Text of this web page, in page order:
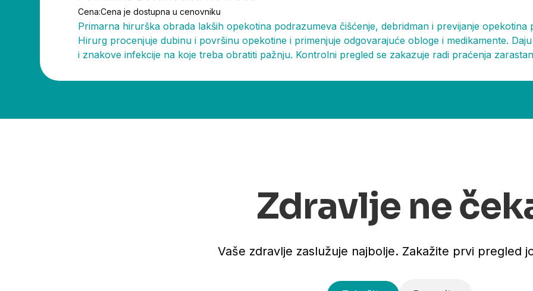
Cena:Cena je dostupna u cenovniku
Primarna hirurška obrada lakših opekotina podrazumeva čišćenje, debridman i previjanje
Hirurg procenjuje dubinu i površinu opekotine i primenjuje odgovarajuće obloge i medikamente.
i znakove infekcije na koje treba obratiti pažnju. Kontrolni pregled se zakazuje radi praćenja
Zdravlje ne
Vaše zdravlje zaslužuje najbolje. Zakažite prvi pregled